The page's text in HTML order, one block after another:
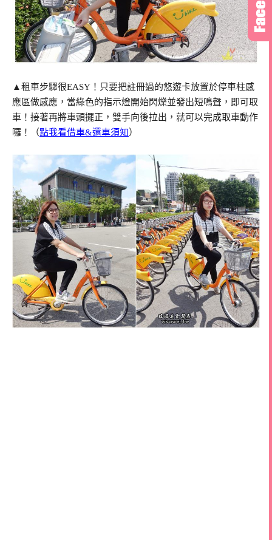
▲租車步驟很EASY！只要把註冊過的悠遊卡放置於停車柱感
應區做感應，當綠色的指示燈開始閃爍並發出短鳴聲，即可取
車！接著再將車頭擺正，雙手向後拉出，就可以完成取車動作
囉！（點我看借車&還車須知）